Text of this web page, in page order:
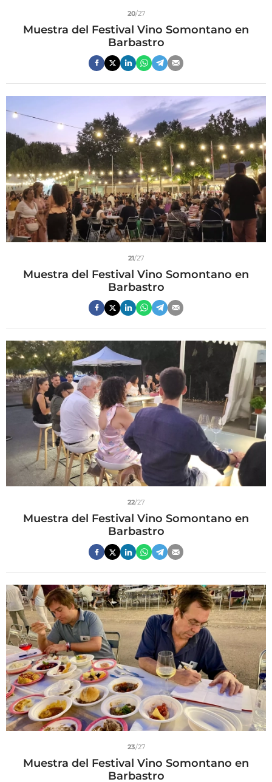
20/27
Muestra del Festival Vino Somontano en
Barbastro
21/27
Muestra del Festival Vino Somontano en
Barbastro
22/27
Muestra del Festival Vino Somontano en
Barbastro
23/27
Muestra del Festival Vino Somontano en
Barbastro